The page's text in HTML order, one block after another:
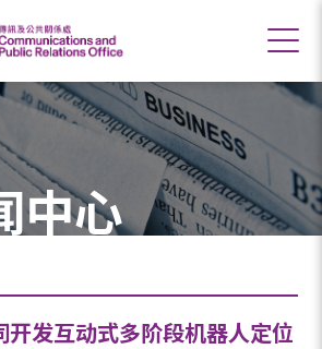
中心
开发互动式多阶段机器人定位